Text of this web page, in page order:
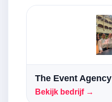
The Event Agency
Bekijk bedrijf →